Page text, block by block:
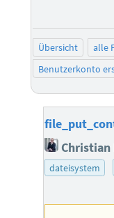
Übersicht alle
Benutzerkonto
Christian
dateisystem